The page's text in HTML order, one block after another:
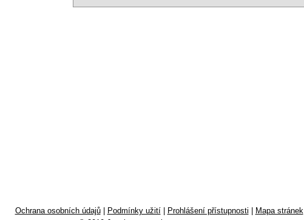
Ochrana osobních údajů| Podmínky užití| Prohlášení přístupnosti
Mapa stránek